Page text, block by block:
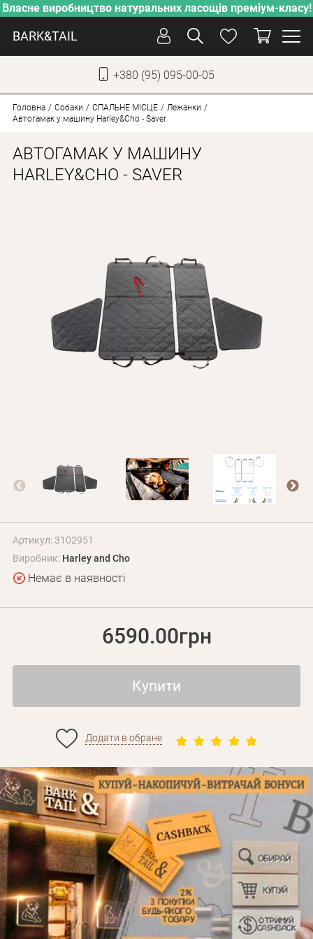
Власне виробництво натуральних ласощів преміум-класу!
BARK&TAIL
+380 (95) 095-00-05
ДОГЛЯД
ПІКЛУВАННЯ
АКЦІЇ
ДЛЯ КОТІВ
Оплата і доставка
Програма лояльності
Головна Собаки СПАЛЬНЕ МІСЦЕ
Лежанки
Автогамак у машину Harley&Cho - Saver
АВТОГАМАК У МАШИНУ
HARLEY&CHO - SAVER
Артикул: 3102951
Виробник: Harley and Cho
Немає в наявності
6590.00грн
Купити
Додати в обране